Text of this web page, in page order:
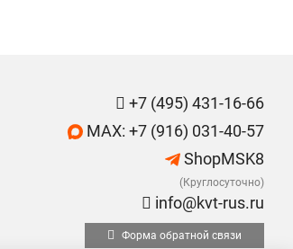
+7 (495) 431-16-66
MAX: +7 (916) 031-40-57
ShopMSK8
(Круглосуточно)
info@kvt-rus.ru
Форма обратной связи